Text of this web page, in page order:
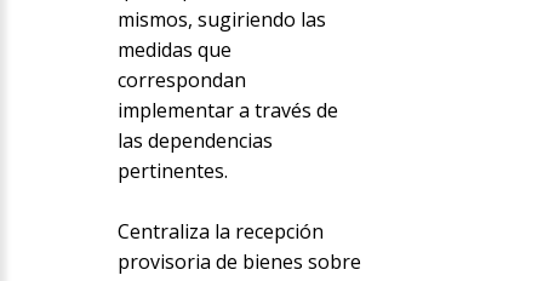
mismos, sugiriendo las
medidas que
correspondan
implementar a través de
las dependencias
pertinentes.
Centraliza la recepción
provisoria de bienes sobre